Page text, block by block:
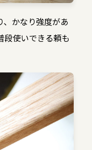
、かなり強度があ
段使いできる頼も